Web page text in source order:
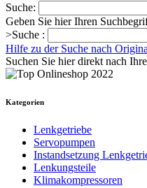
Suche:
Geben Sie hier Ihren
>Suche :
Hilfe zu der Suche nach
Suchen Sie hier direkt nach
Kategorien
Lenkgetriebe
Servopumpen
Instandsetzung
Lenkungsteile
Klimakompressoren